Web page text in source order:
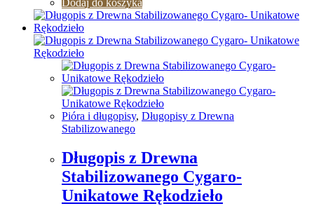
Pióra i długopisy, Długopisy z Drewna
Stabilizowanego
Długopis z Drewna
Stabilizowanego Cygaro-
Unikatowe Rękodzieło